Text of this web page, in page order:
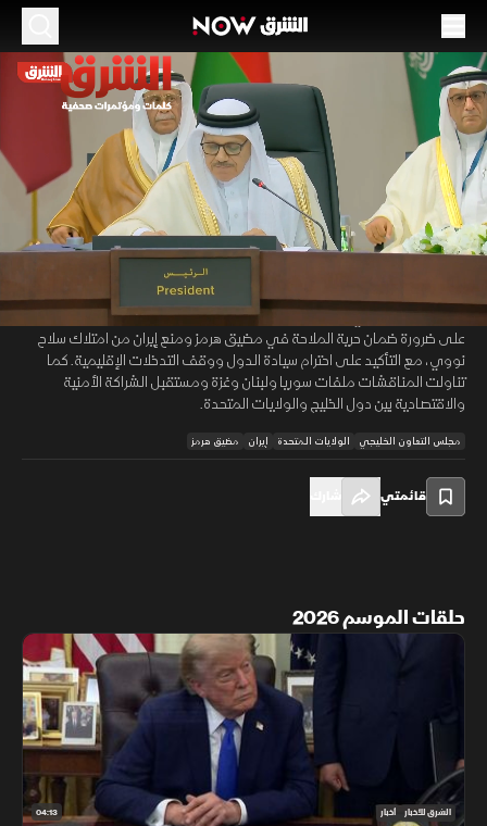
الموسم 2026
روبيو من المنامة: لا نووي لإيران ولا مساس بأمن
الملاحة في هرمز
25 يونيو 2026 12:31
الكلمات والمؤتمرات الصحفية
خلال الاجتماع الوزاري الخليجي الأميركي في المنامة، أكد وزراء خارجية مجلس
التعاون الخليجي ووزير الخارجية الأميركي ماركو روبيو أهمية تعزيز الأمن
والاستقرار الإقليمي ودعم الجهود الدبلوماسية الجارية مع إيران. وشدد الجانبان
على ضرورة ضمان حرية الملاحة في مضيق هرمز ومنع إيران من امتلاك سلاح
نووي، مع التأكيد على احترام سيادة الدول ووقف التدخلات الإقليمية. كما
تناولت المناقشات ملفات سوريا ولبنان وغزة ومستقبل الشراكة الأمنية
والاقتصادية بين دول الخليج والولايات المتحدة.
مجلس التعاون الخليجي الولايات المتحدة إيران مضيق هرمز
قائمتي
حلقات الموسم 2026
04:13 الشرق للأخبار أخبار